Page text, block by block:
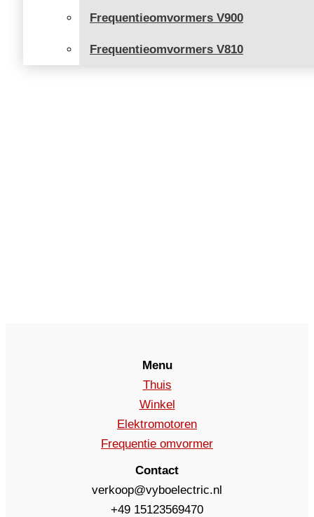
Frequentieomvormers V900
Frequentieomvormers V810
Menu
Thuis
Winkel
Elektromotoren
Frequentie omvormer
Contact
verkoop@vyboelectric.nl
+49 15123569470